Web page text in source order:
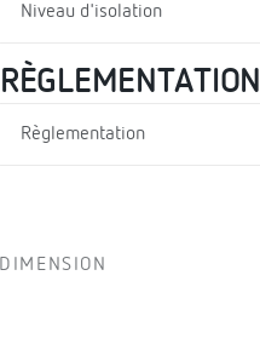
Niveau d'isolation
RÈGLEMENTATION
Règlementation
DIMENSION